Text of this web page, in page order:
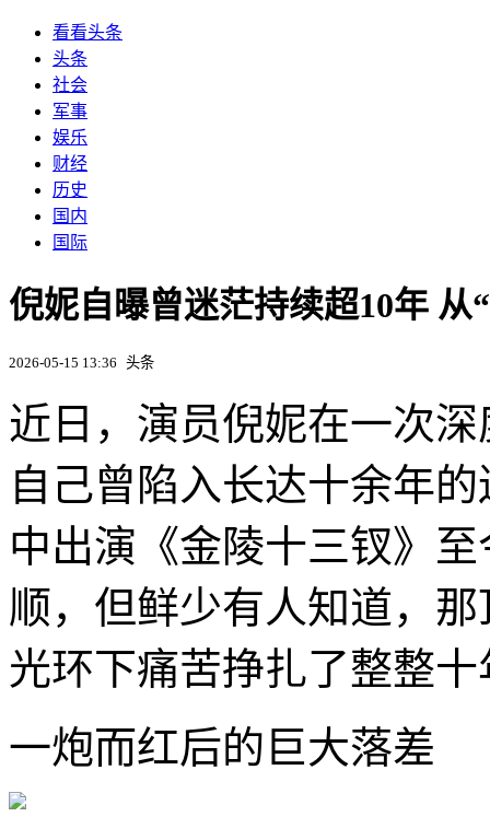
看看头条
头条
社会
军事
娱乐
财经
历史
国内
国际
倪妮自曝曾迷茫持续超10年
2026-05-15 13:36 头条
近日，演员倪妮在一次
自己曾陷入长达十余年
中出演《金陵十三钗》
顺，但鲜少有人知道，
光环下痛苦挣扎了整整十
一炮而红后的巨大落差